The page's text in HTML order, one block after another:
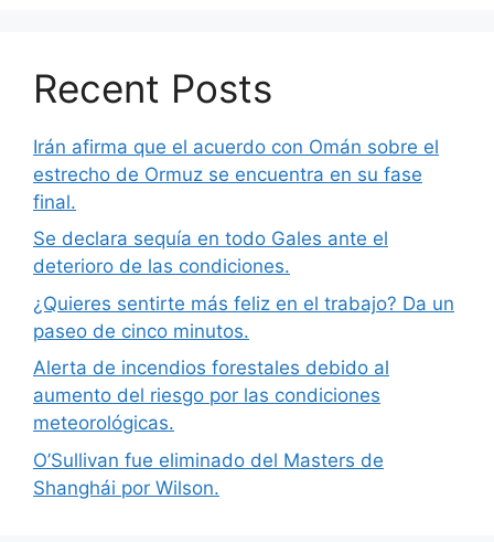
Recent Posts
Irán afirma que el acuerdo con Omán sobre el
estrecho de Ormuz se encuentra en su fase
final.
Se declara sequía en todo Gales ante el
deterioro de las condiciones.
¿Quieres sentirte más feliz en el trabajo? Da un
paseo de cinco minutos.
Alerta de incendios forestales debido al
aumento del riesgo por las condiciones
meteorológicas.
O’Sullivan fue eliminado del Masters de
Shanghái por Wilson.